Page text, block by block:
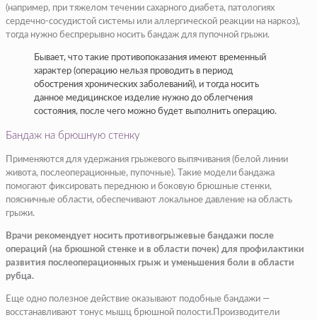
(например, при тяжелом течении сахарного диабета, патологиях
сердечно-сосудистой системы или аллергической реакции на наркоз),
тогда нужно беспрерывно носить бандаж для пупочной грыжи.
Бывает, что такие противопоказания имеют временный
характер (операцию нельзя проводить в период
обострения хронических заболеваний), и тогда носить
данное медицинское изделие нужно до облегчения
состояния, после чего можно будет выполнить операцию.
Бандаж на брюшную стенку
Применяются для удержания грыжевого выпячивания (белой линии
живота, послеоперационные, пупочные). Такие модели бандажа
помогают фиксировать переднюю и боковую брюшные стенки,
поясничные области, обеспечивают локальное давление на область
грыжи.
Врачи рекомендует носить противогрыжевые бандажи после
операций (на брюшной стенке и в области почек) для профилактики
развития послеоперационных грыж и уменьшения боли в области
рубца.
Еще одно полезное действие оказывают подобные бандажи —
восстанавливают тонус мышц брюшной полости.Производители